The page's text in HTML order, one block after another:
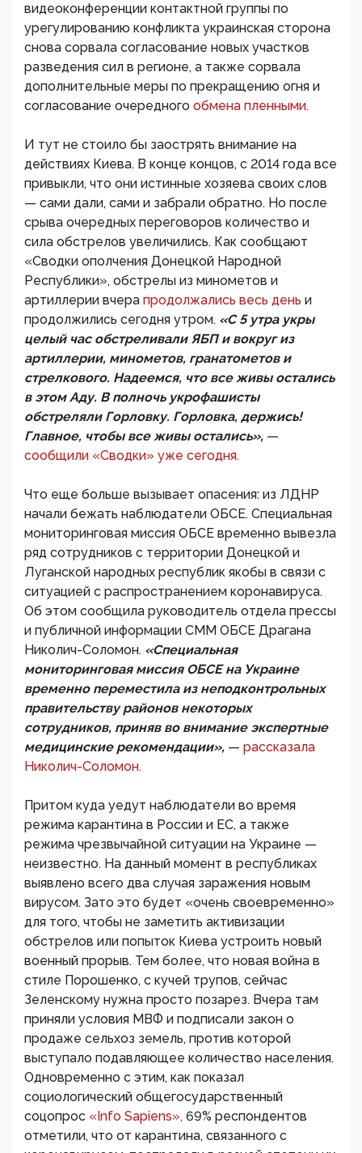
видеоконференции контактной группы по
урегулированию конфликта украинская сторона
снова сорвала согласование новых участков
разведения сил в регионе, а также сорвала
дополнительные меры по прекращению огня и
согласование очередного обмена пленными.
И тут не стоило бы заострять внимание на
действиях Киева. В конце концов, с 2014 года все
привыкли, что они истинные хозяева своих слов
— сами дали, сами и забрали обратно. Но после
срыва очередных переговоров количество и
сила обстрелов увеличились. Как сообщают
«Сводки ополчения Донецкой Народной
Республики», обстрелы из минометов и
артиллерии вчера продолжались весь день и
продолжились сегодня утром. «С 5 утра укры
целый час обстреливали ЯБП и вокруг из
артиллерии, минометов, гранатометов и
стрелкового. Надеемся, что все живы остались
в этом Аду. В полночь укрофашисты
обстреляли Горловку. Горловка, держись!
Главное, чтобы все живы остались», —
сообщили «Сводки» уже сегодня.
Что еще больше вызывает опасения: из ЛДНР
начали бежать наблюдатели ОБСЕ. Специальная
мониторинговая миссия ОБСЕ временно вывезла
ряд сотрудников с территории Донецкой и
Луганской народных республик якобы в связи с
ситуацией с распространением коронавируса.
Об этом сообщила руководитель отдела прессы
и публичной информации СММ ОБСЕ Драгана
Николич-Соломон. «Специальная
мониторинговая миссия ОБСЕ на Украине
временно переместила из неподконтрольных
правительству районов некоторых
сотрудников, приняв во внимание экспертные
медицинские рекомендации», — рассказала
Николич-Соломон.
Притом куда уедут наблюдатели во время
режима карантина в России и ЕС, а также
режима чрезвычайной ситуации на Украине —
неизвестно. На данный момент в республиках
выявлено всего два случая заражения новым
вирусом. Зато это будет «очень своевременно»
для того, чтобы не заметить активизации
обстрелов или попыток Киева устроить новый
военный прорыв. Тем более, что новая война в
стиле Порошенко, с кучей трупов, сейчас
Зеленскому нужна просто позарез. Вчера там
приняли условия МВФ и подписали закон о
продаже сельхоз земель, против которой
выступало подавляющее количество населения.
Одновременно с этим, как показал
социологический общегосударственный
соцопрос «Info Sapiens», 69% респондентов
отметили, что от карантина, связанного с